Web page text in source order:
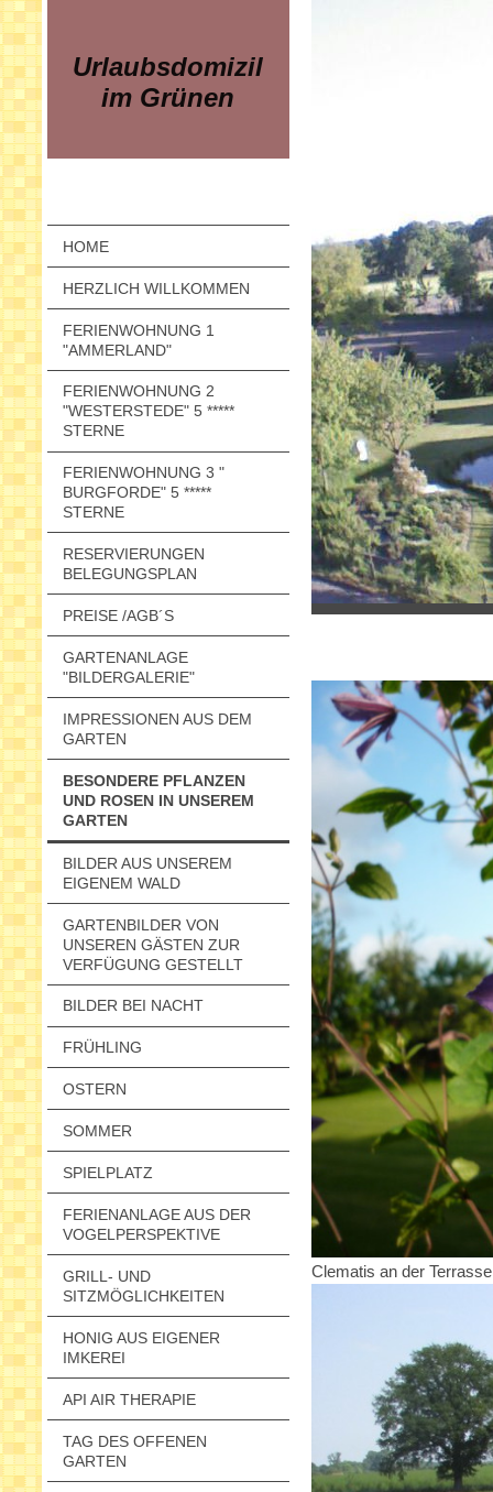
Urlaubsdomizil
im Grünen
HOME
HERZLICH WILLKOMMEN
FERIENWOHNUNG 1
"AMMERLAND"
FERIENWOHNUNG 2
"WESTERSTEDE" 5 *****
STERNE
FERIENWOHNUNG 3 "
BURGFORDE" 5 *****
STERNE
RESERVIERUNGEN
BELEGUNGSPLAN
PREISE /AGB´S
GARTENANLAGE
"BILDERGALERIE"
IMPRESSIONEN AUS DEM
GARTEN
BESONDERE PFLANZEN
UND ROSEN IN UNSEREM
GARTEN
BILDER AUS UNSEREM
EIGENEM WALD
GARTENBILDER VON
UNSEREN GÄSTEN ZUR
VERFÜGUNG GESTELLT
BILDER BEI NACHT
FRÜHLING
OSTERN
SOMMER
SPIELPLATZ
FERIENANLAGE AUS DER
VOGELPERSPEKTIVE
GRILL- UND
SITZMÖGLICHKEITEN
HONIG AUS EIGENER
IMKEREI
API AIR THERAPIE
TAG DES OFFENEN
GARTEN
Clematis an der Terrasse